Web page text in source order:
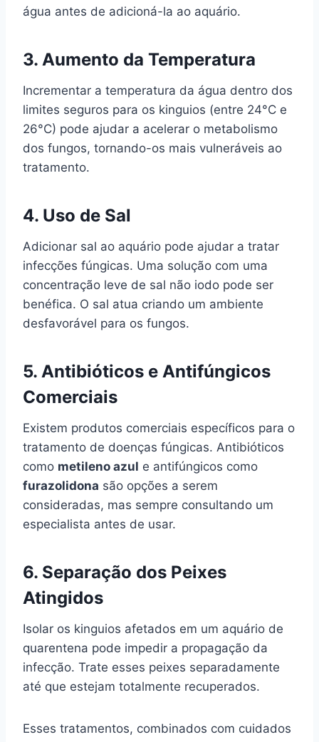
água antes de adicioná-la ao aquário.
3. Aumento da Temperatura
Incrementar a temperatura da água dentro dos
limites seguros para os kinguios (entre 24°C e
26°C) pode ajudar a acelerar o metabolismo
dos fungos, tornando-os mais vulneráveis ao
tratamento.
4. Uso de Sal
Adicionar sal ao aquário pode ajudar a tratar
infecções fúngicas. Uma solução com uma
concentração leve de sal não iodo pode ser
benéfica. O sal atua criando um ambiente
desfavorável para os fungos.
5. Antibióticos e Antifúngicos
Comerciais
Existem produtos comerciais específicos para o
tratamento de doenças fúngicas. Antibióticos
como metileno azul e antifúngicos como
furazolidona são opções a serem
consideradas, mas sempre consultando um
especialista antes de usar.
6. Separação dos Peixes
Atingidos
Isolar os kinguios afetados em um aquário de
quarentena pode impedir a propagação da
infecção. Trate esses peixes separadamente
até que estejam totalmente recuperados.
Esses tratamentos, combinados com cuidados